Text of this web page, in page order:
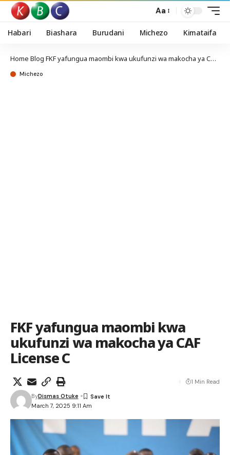
Aa
Habari Biashara Burudani Michezo Kimataifa
Home Blog FKF yafungua maombi kwa ukufunzi wa makocha ya CAF License C
Michezo
FKF yafungua maombi kwa
ukufunzi wa makocha ya CAF
License C
March 7, 2025 9:11 Am
ByDismas Otuke
1 Min Read